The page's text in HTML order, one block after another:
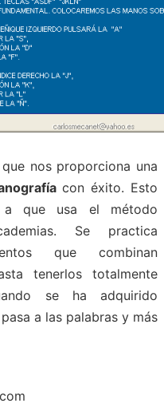
nos proporciona una
con éxito. Esto
a que usa el método
Se practica
que combinan
tenerlos totalmente
se ha adquirido
a las palabras y más